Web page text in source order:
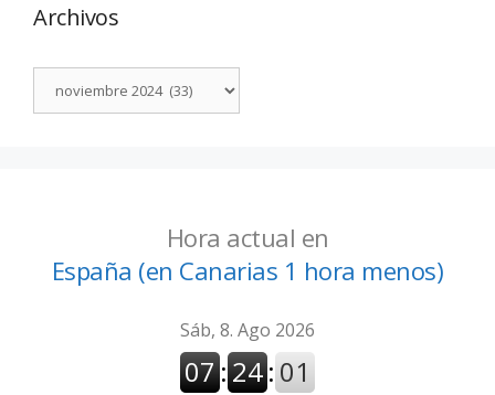
Archivos
Hora actual en
España (en Canarias 1 hora menos)